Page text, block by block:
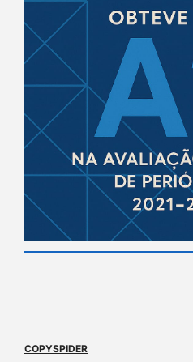
COPYSPIDER